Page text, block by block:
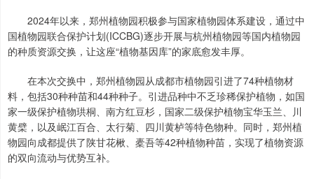
2024年以来，郑州植物园积极参与国家植物园体系建设，通过中
国植物园联合保护计划(ICCBG)逐步开展与杭州植物园等国内植物园
的种质资源交换，让这座“植物基因库”的家底愈发丰厚。
在本次交换中，郑州植物园从成都市植物园引进了74种植物材
料，包括30种种苗和44种种子。引进品种中不乏珍稀保护植物，如国
家一级保护植物珙桐、南方红豆杉，国家二级保护植物宝华玉兰、川
黄檗，以及岷江百合、太行菊、四川黄栌等特色物种。同时，郑州植
物园向成都提供了陕甘花楸、橐吾等42种植物种苗，实现了植物资源
的双向流动与优势互补。